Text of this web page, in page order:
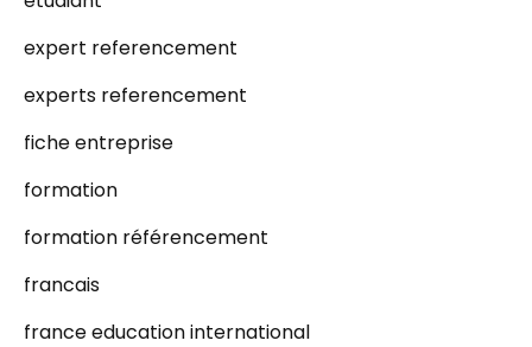
expert referencement
experts referencement
fiche entreprise
formation
formation référencement
francais
france education international